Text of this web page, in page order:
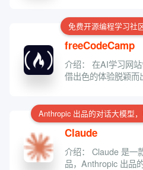
免费开源编程学习社
freeCodeCamp
介绍： 在AI学习网
借出色的体验脱颖
Anthropic 出品的对话大模型
Claude
介绍： Claude 是一
品，Anthropic 出品